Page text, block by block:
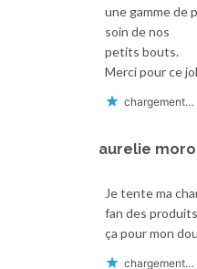
une gamme de
soin de nos
petits bouts.
Merci pour ce
chargement…
aurelie
Je tente ma
fan des
ça pour mon
chargement…